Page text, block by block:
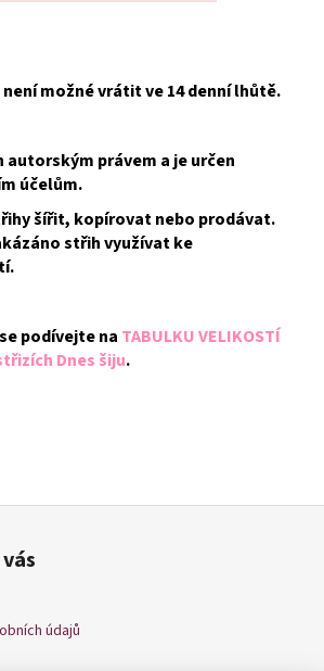
možné vrátit ve 14 denní lhůtě.
autorským právem a je určen
účelům.
šířit, kopírovat nebo prodávat.
střih využívat ke
podívejte na TABULKU VELIKOSTÍ
Dnes šiju.
údajů